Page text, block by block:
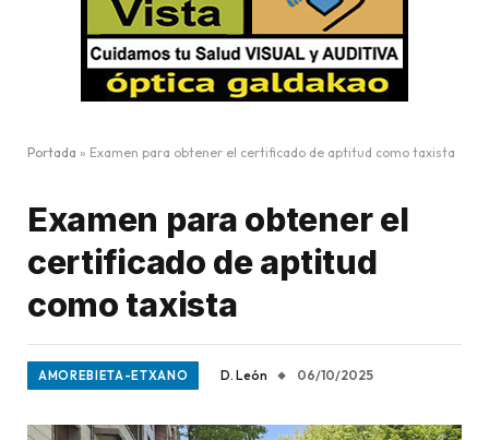
Portada » Examen para obtener el certificado de aptitud como taxista
Examen para obtener el
certificado de aptitud
como taxista
AMOREBIETA-ETXANO D. León 06/10/2025